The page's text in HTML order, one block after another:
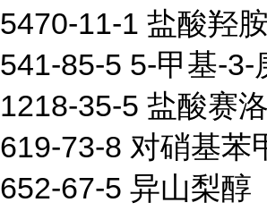
5470-11-1 盐酸羟胺
541-85-5 5-甲基-3-
1218-35-5 盐酸赛
619-73-8 对硝基苯
652-67-5 异山梨醇